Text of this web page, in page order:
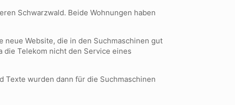
Schwarzwald. Beide Wohnungen haben
Website, die in den Suchmaschinen gut
Telekom nicht den Service eines
Texte wurden dann für die Suchmaschinen